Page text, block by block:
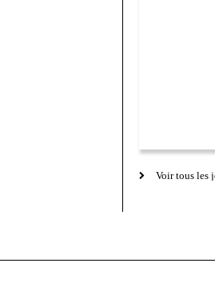
Voir tous les